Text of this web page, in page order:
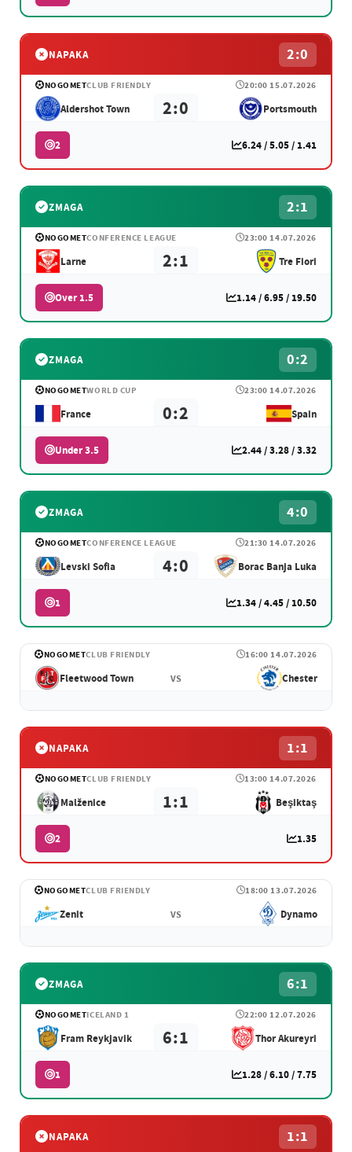
NAPAKA 2:0
NOGOMETCLUB FRIENDLY 20:00 15.07.2026
Aldershot Town 2:0 Portsmouth
2 6.24 / 5.05 / 1.41
ZMAGA 2:1
NOGOMETCONFERENCE LEAGUE 23:00 14.07.2026
Larne 2:1 Tre Fiori
Over 1.5 1.14 / 6.95 / 19.50
ZMAGA 0:2
NOGOMETWORLD CUP 23:00 14.07.2026
France 0:2 Spain
Under 3.5 2.44 / 3.28 / 3.32
ZMAGA 4:0
NOGOMETCONFERENCE LEAGUE 21:30 14.07.2026
Levski Sofia 4:0 Borac Banja Luka
1 1.34 / 4.45 / 10.50
NOGOMETCLUB FRIENDLY 16:00 14.07.2026
Fleetwood Town VS Chester
NAPAKA 1:1
NOGOMETCLUB FRIENDLY 13:00 14.07.2026
Malženice 1:1 Beşiktaş
2 1.35
NOGOMETCLUB FRIENDLY 18:00 13.07.2026
Zenit VS Dynamo
ZMAGA 6:1
NOGOMETICELAND 1 22:00 12.07.2026
Fram Reykjavik 6:1 Thor Akureyri
1 1.28 / 6.10 / 7.75
NAPAKA 1:1